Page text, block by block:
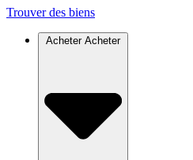
Trouver des biens
Acheter Acheter